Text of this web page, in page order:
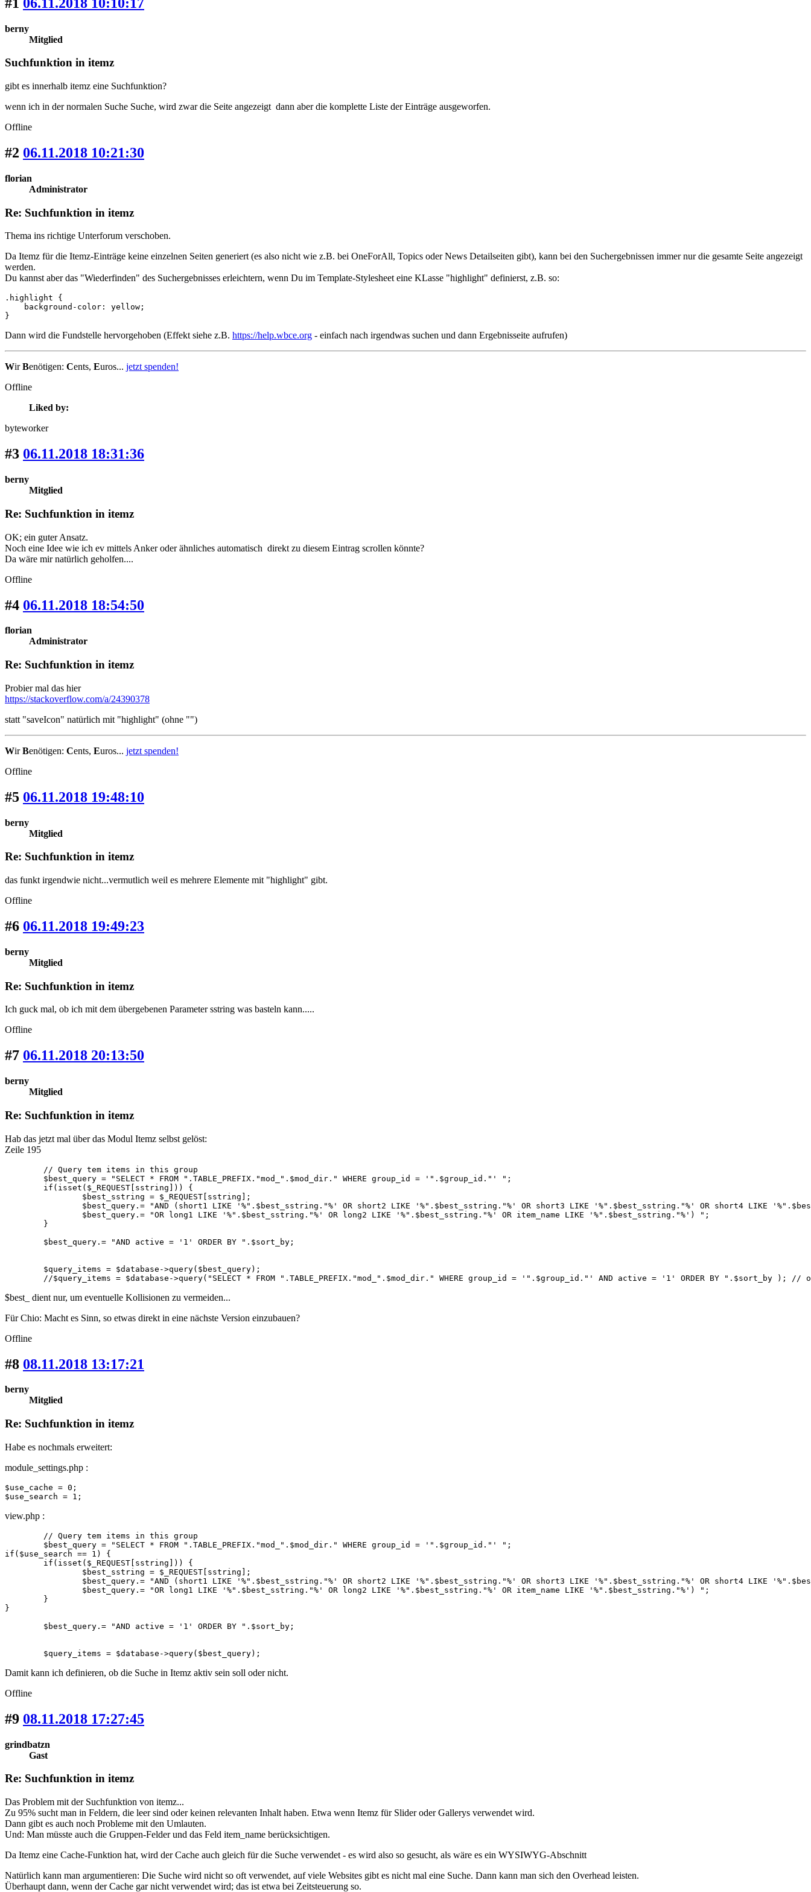
berny
Mitglied
Suchfunktion in itemz
gibt es innerhalb itemz eine Suchfunktion?
wenn ich in der normalen Suche Suche, wird zwar die Seite angezeigt dann aber die komplette Liste der Einträge ausgeworfen.
Offline
#2 06.11.2018 10:21:30
florian
Administrator
Re: Suchfunktion in itemz
Thema ins richtige Unterforum verschoben.
Da Itemz für die Itemz-Einträge keine einzelnen Seiten generiert (es also nicht wie z.B. bei OneForAll, Topics oder News Detailseiten gibt), kann bei den Suchergebnissen immer nur die gesamte Seite angezeigt
werden.
Du kannst aber das "Wiederfinden" des Suchergebnisses erleichtern, wenn Du im Template-Stylesheet eine KLasse "highlight" definierst, z.B. so:
.highlight {
    background-color: yellow;
}
Dann wird die Fundstelle hervorgehoben (Effekt siehe z.B. https://help.wbce.org - einfach nach irgendwas suchen und dann Ergebnisseite aufrufen)
WirBenötigen: Cents, Euros... jetzt spenden!
Offline
Liked by:
byteworker
#3 06.11.2018 18:31:36
berny
Mitglied
Re: Suchfunktion in itemz
OK; ein guter Ansatz.
Noch eine Idee wie ich ev mittels Anker oder ähnliches automatisch direkt zu diesem Eintrag scrollen könnte?
Da wäre mir natürlich geholfen....
Offline
#4 06.11.2018 18:54:50
florian
Administrator
Re: Suchfunktion in itemz
Probier mal das hier
https://stackoverflow.com/a/24390378
statt "saveIcon" natürlich mit "highlight" (ohne "")
WirBenötigen: Cents, Euros... jetzt spenden!
Offline
#5 06.11.2018 19:48:10
berny
Mitglied
Re: Suchfunktion in itemz
das funkt irgendwie nicht...vermutlich weil es mehrere Elemente mit "highlight" gibt.
Offline
#6 06.11.2018 19:49:23
berny
Mitglied
Re: Suchfunktion in itemz
Ich guck mal, ob ich mit dem übergebenen Parameter sstring was basteln kann.....
Offline
#7 06.11.2018 20:13:50
berny
Mitglied
Re: Suchfunktion in itemz
Hab das jetzt mal über das Modul Itemz selbst gelöst:
Zeile 195
//$query_items = $database->query("SELECT * FROM ".TABLE_PREFIX."mod_".$mod_dir." WHERE group_id = '".$group_id."' AND active = '1' ORDER BY ".$sort_by ); //
$best_ dient nur, um eventuelle Kollisionen zu vermeiden...
Für Chio: Macht es Sinn, so etwas direkt in eine nächste Version einzubauen?
Offline
#8 08.11.2018 13:17:21
berny
Mitglied
Re: Suchfunktion in itemz
Habe es nochmals erweitert:
module_settings.php :
$use_cache = 0;
$use_search = 1;
view.php :
if($use_search == 1) {
}
	$query_items = $database->query($best_query);
Damit kann ich definieren, ob die Suche in Itemz aktiv sein soll oder nicht.
Offline
#9 08.11.2018 17:27:45
grindbatzn
Gast
Re: Suchfunktion in itemz
Das Problem mit der Suchfunktion von itemz...
Zu 95% sucht man in Feldern, die leer sind oder keinen relevanten Inhalt haben. Etwa wenn Itemz für Slider oder Gallerys verwendet wird.
Dann gibt es auch noch Probleme mit den Umlauten.
Und: Man müsste auch die Gruppen-Felder und das Feld item_name berücksichtigen.
Da Itemz eine Cache-Funktion hat, wird der Cache auch gleich für die Suche verwendet - es wird also so gesucht, als wäre es ein WYSIWYG-Abschnitt
Natürlich kann man argumentieren: Die Suche wird nicht so oft verwendet, auf viele Websites gibt es nicht mal eine Suche. Dann kann man sich den Overhead leisten.
Überhaupt dann, wenn der Cache gar nicht verwendet wird; das ist etwa bei Zeitsteuerung so.